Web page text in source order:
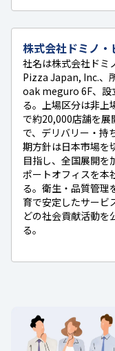
株式会社ドミノ・
社名は株式会社ドミ
Pizza Japan, Inc.、
oak meguro 6F、設
る。上場区分は非上
で約20,000店舗を展
で、デリバリー・持
期方針は日本市場を
目指し、全国展開を
ポートオフィスを本
る。衛生・品質管理
育で安定したサービ
どの社会貢献活動を
る。